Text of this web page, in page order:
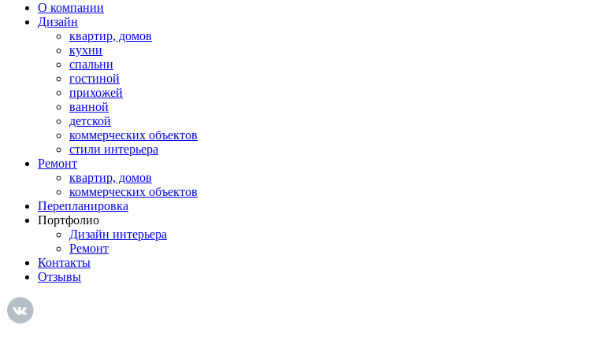
О компании
Дизайн
квартир, домов
кухни
спальни
гостиной
прихожей
ванной
детской
коммерческих объектов
стили интерьера
Ремонт
квартир, домов
коммерческих объектов
Перепланировка
Портфолио
Дизайн интерьера
Ремонт
Контакты
Отзывы